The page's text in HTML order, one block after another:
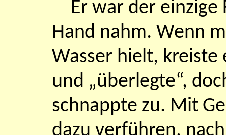
Er war der einzige
Hand nahm. Wenn
Wasser hielt,
und „überlegte“,
schnappte zu. Mit
dazu verführen,